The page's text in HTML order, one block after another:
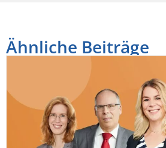
Ähnliche Beiträge